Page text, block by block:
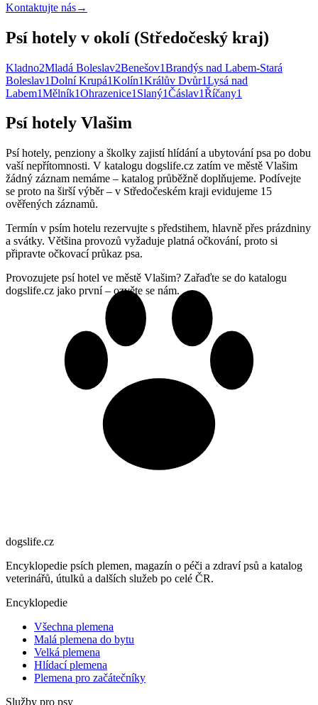
Kontaktujte nás→
Psí hotely v okolí (Středočeský kraj)
Kladno2Mladá Boleslav2Benešov1Brandýs nad Labem-Stará
Boleslav1Dolní Krupá1Kolín1Králův Dvůr1Lysá nad
Labem1Mělník1Ohrazenice1 Slaný1Čáslav1Říčany1
Psí hotely Vlašim
Psí hotely, penziony a školky zajistí hlídání a ubytování psa po dobu
vaší nepřítomnosti. V katalogu dogslife.cz zatím ve městě Vlašim
žádný záznam nemáme – katalog průběžně doplňujeme. Podívejte
se proto na širší výběr – v Středočeském kraji evidujeme 15
ověřených záznamů.
Termín v psím hotelu rezervujte s předstihem, hlavně přes prázdniny
a svátky. Většina provozů vyžaduje platná očkování, proto si
připravte očkovací průkaz psa.
Provozujete psí hotel ve městě Vlašim? Zařaďte se do katalogu
dogslife.cz jako první – ozvěte se nám.
dogslife.cz
Encyklopedie psích plemen, magazín o péči a zdraví psů a katalog
veterinářů, útulků a dalších služeb po celé ČR.
Encyklopedie
Všechna plemena
Malá plemena do bytu
Velká plemena
Hlídací plemena
Plemena pro začátečníky
Služby pro psy